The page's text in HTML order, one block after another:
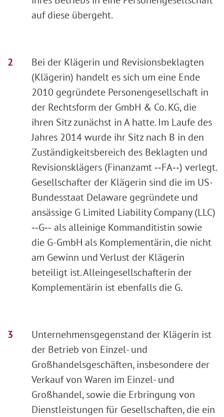
auf diese übergeht.
Bei der Klägerin und Revisionsbeklagten
(Klägerin) handelt es sich um eine Ende
2010 gegründete Personengesellschaft in
der Rechtsform der GmbH & Co. KG, die
ihren Sitz zunächst in A hatte. Im Laufe des
Jahres 2014 wurde ihr Sitz nach B in den
Zuständigkeitsbereich des Beklagten und
Revisionsklägers (Finanzamt ‑‑FA‑‑) verlegt.
Gesellschafter der Klägerin sind die im US-
Bundesstaat Delaware gegründete und
ansässige G Limited Liability Company (LLC)
‑‑G‑‑ als alleinige Kommanditistin sowie
die G-GmbH als Komplementärin, die nicht
am Gewinn und Verlust der Klägerin
beteiligt ist. Alleingesellschafterin der
Komplementärin ist ebenfalls die G.
Unternehmensgegenstand der Klägerin ist
der Betrieb von Einzel- und
Großhandelsgeschäften, insbesondere der
Verkauf von Waren im Einzel- und
Großhandel, sowie die Erbringung von
Dienstleistungen für Gesellschaften, die ein